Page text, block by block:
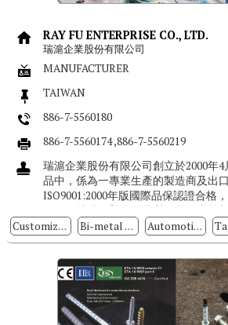
RAY FU ENTERPRISE CO., LTD.
瑞滬企業股份有限公司
MANUFACTURER
TAIWAN
886-7-5560180
886-7-5560174 ,886-7-5560219
瑞滬企業股份有限公司創立於2000年
品中，係為一專業生產的製造商及出
ISO9001:2000年版國際品保認證合格
服務、持續改善」的品質政策，實施制
Customized Special Screws
Bi-metal Screw Automotive & Motorcycle Special Screws / Bolts